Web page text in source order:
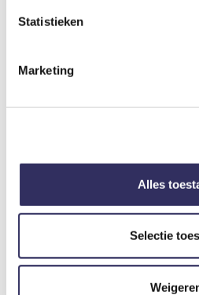
Statistieken
Marketing
Alles
Selectie
Prijs inclusief
Extra personen toeslag
Er geldt een toeslag bij boekingen
Vanaf 3 personen betaal je €
Bijkomende kosten